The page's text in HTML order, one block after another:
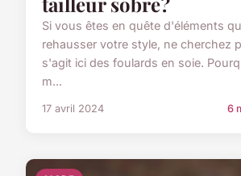
Si vous êtes en quête d'éléments
rehausser votre style, ne cherchez
s'agit ici des foulards en soie.
m...
17 avril 2024 6